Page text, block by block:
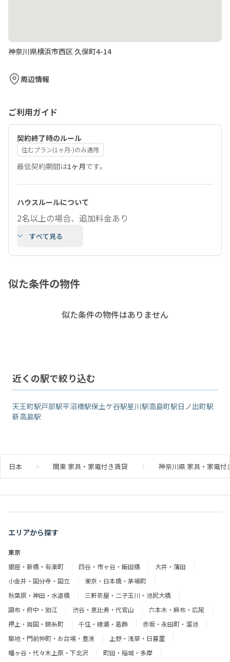
神奈川県横浜市西区 久保町4-14
周辺情報
ご利用ガイド
契約終了時のルール
住むプラン(1ヶ月-)のみ適用
最低契約期間は1ヶ月です。
ハウスルールについて
2名以上の場合、追加料金あり
すべて見る
似た条件の物件
似た条件の物件はありません
近くの駅で絞り込む
天王町駅戸部駅平沼橋駅保土ケ谷駅星川駅高島町駅日ノ出町駅
新高島駅
日本 関東 家具・家電付き賃貸 神奈川県 家具・家電付
エリアから探す
東京
銀座・新橋・有楽町
四谷・市ヶ谷・飯田橋
大井・蒲田
小金井・国分寺・国立
東京・日本橋・茅場町
秋葉原・神田・水道橋
三軒茶屋・二子玉川・池尻大橋
調布・府中・狛江
渋谷・恵比寿・代官山
六本木・麻布・広尾
押上・両国・錦糸町
千住・綾瀬・葛飾
赤坂・永田町・溜池
築地・門前仲町・お台場・豊洲
上野・浅草・日暮里
幡ヶ谷・代々木上原・下北沢
町田・稲城・多摩